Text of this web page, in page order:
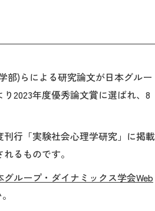
部)らによる研究論文が日本グルー
2023年度優秀論文賞に選ばれ、8
行「実験社会心理学研究」に掲載
るものです。
グループ・ダイナミックス学会Web